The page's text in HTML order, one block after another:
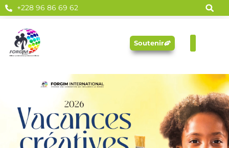
+228 96 86 69 62
Soutenir